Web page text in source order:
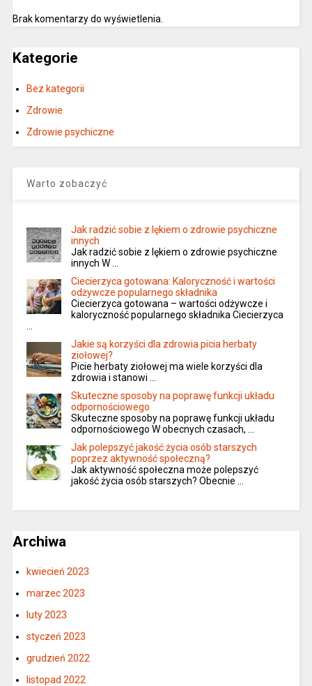
Brak komentarzy do wyświetlenia.
Kategorie
Bez kategorii
Zdrowie
Zdrowie psychiczne
Warto zobaczyć
Jak radzić sobie z lękiem o zdrowie psychiczne
innych
Jak radzić sobie z lękiem o zdrowie psychiczne
innych W …
Ciecierzyca gotowana: Kaloryczność i wartości
odżywcze popularnego składnika
Ciecierzyca gotowana – wartości odżywcze i
kaloryczność popularnego składnika Ciecierzyca
Jakie są korzyści dla zdrowia picia herbaty
ziołowej?
Picie herbaty ziołowej ma wiele korzyści dla
zdrowia i stanowi …
Skuteczne sposoby na poprawę funkcji układu
odpornościowego
Skuteczne sposoby na poprawę funkcji układu
odpornościowego W obecnych czasach, …
Jak polepszyć jakość życia osób starszych
poprzez aktywność społeczną?
Jak aktywność społeczna może polepszyć
jakość życia osób starszych? Obecnie …
Archiwa
kwiecień 2023
marzec 2023
luty 2023
styczeń 2023
grudzień 2022
listopad 2022